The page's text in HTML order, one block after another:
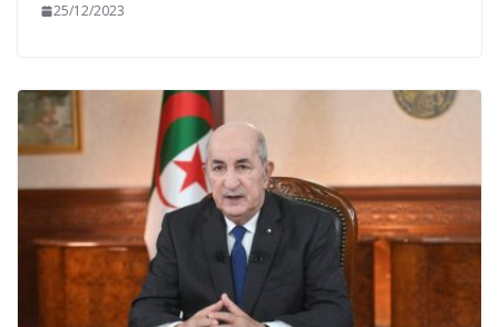
25/12/2023